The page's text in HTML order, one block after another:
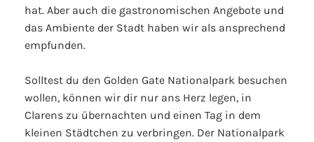
hat. Aber auch die gastronomischen Angebote und
das Ambiente der Stadt haben wir als ansprechend
empfunden.
Solltest du den Golden Gate Nationalpark besuchen
wollen, können wir dir nur ans Herz legen, in
Clarens zu übernachten und einen Tag in dem
kleinen Städtchen zu verbringen. Der Nationalpark